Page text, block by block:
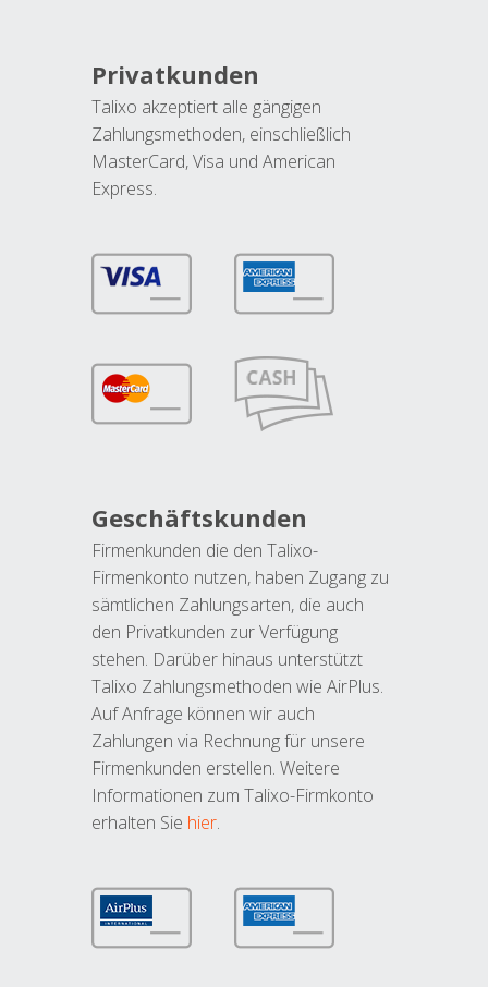
Privatkunden
Talixo akzeptiert alle gängigen
Zahlungsmethoden, einschließlich
MasterCard, Visa und American
Express.
Geschäftskunden
Firmenkunden die den Talixo-
Firmenkonto nutzen, haben Zugang zu
sämtlichen Zahlungsarten, die auch
den Privatkunden zur Verfügung
stehen. Darüber hinaus unterstützt
Talixo Zahlungsmethoden wie AirPlus.
Auf Anfrage können wir auch
Zahlungen via Rechnung für unsere
Firmenkunden erstellen. Weitere
Informationen zum Talixo-Firmkonto
erhalten Sie hier.